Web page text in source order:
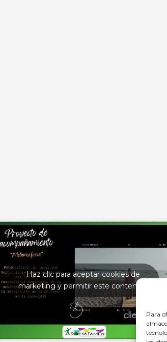
Para
Haz clic para aceptar cookies de
marketing y permitir este contenido